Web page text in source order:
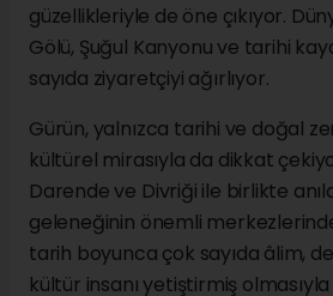
güzellikleriyle de öne çıkıyor.
Gölü, Şuğul Kanyonu ve tarihi
sayıda ziyaretçiyi ağırlıyor.
Gürün, yalnızca tarihi ve doğal
kültürel mirasıyla da dikkat
Darende ve Divriği ile birlikte
geleneğinin önemli
tarih boyunca çok sayıda âlim,
kültür insanı yetiştirmiş olmasıyla